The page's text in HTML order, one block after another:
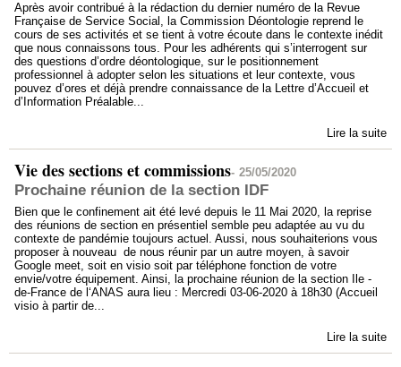
Après avoir contribué à la rédaction du dernier numéro de la Revue
Française de Service Social, la Commission Déontologie reprend le
cours de ses activités et se tient à votre écoute dans le contexte inédit
que nous connaissons tous. Pour les adhérents qui s’interrogent sur
des questions d’ordre déontologique, sur le positionnement
professionnel à adopter selon les situations et leur contexte, vous
pouvez d’ores et déjà prendre connaissance de la Lettre d’Accueil et
d’Information Préalable...
Lire la suite
Vie des sections et commissions- 25/05/2020
Prochaine réunion de la section IDF
Bien que le confinement ait été levé depuis le 11 Mai 2020, la reprise
des réunions de section en présentiel semble peu adaptée au vu du
contexte de pandémie toujours actuel. Aussi, nous souhaiterions vous
proposer à nouveau de nous réunir par un autre moyen, à savoir
Google meet, soit en visio soit par téléphone fonction de votre
envie/votre équipement. Ainsi, la prochaine réunion de la section Ile -
de-France de l‘ANAS aura lieu : Mercredi 03-06-2020 à 18h30 (Accueil
visio à partir de...
Lire la suite